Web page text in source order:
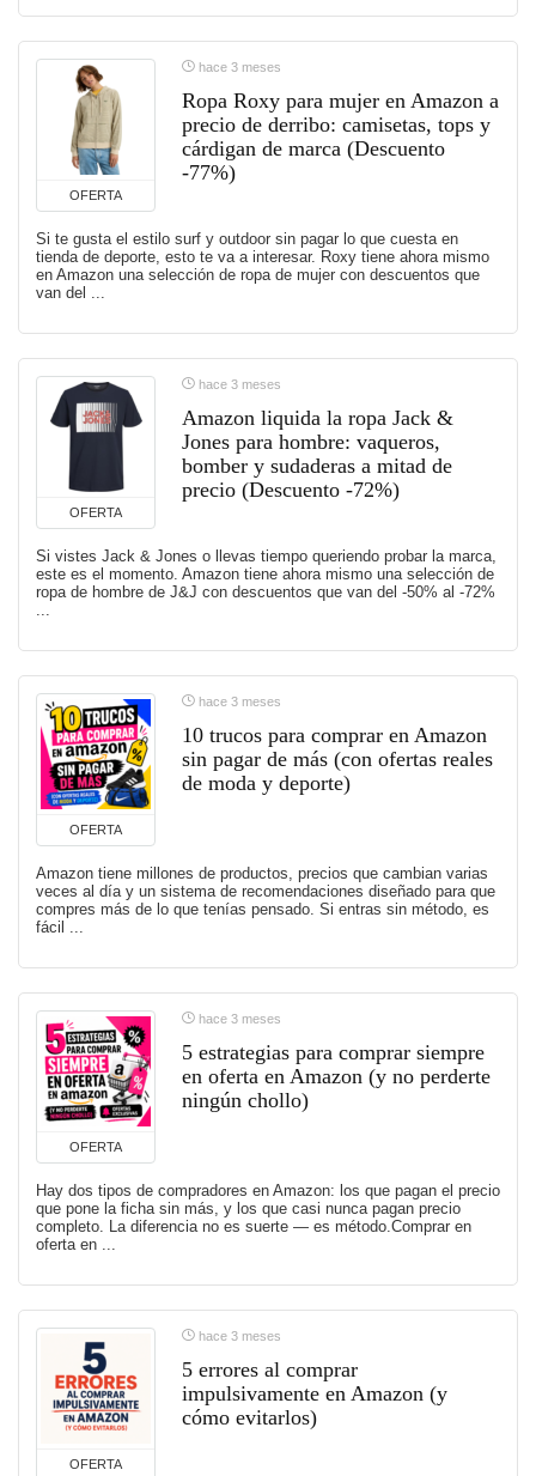
OFERTA
hace 3 meses
Ropa Roxy para mujer en Amazon a
precio de derribo: camisetas, tops y
cárdigan de marca (Descuento
-77%)
Si te gusta el estilo surf y outdoor sin pagar lo que cuesta en
tienda de deporte, esto te va a interesar. Roxy tiene ahora mismo
en Amazon una selección de ropa de mujer con descuentos que
van del ...
OFERTA
hace 3 meses
Amazon liquida la ropa Jack &
Jones para hombre: vaqueros,
bomber y sudaderas a mitad de
precio (Descuento -72%)
Si vistes Jack & Jones o llevas tiempo queriendo probar la marca,
este es el momento. Amazon tiene ahora mismo una selección de
ropa de hombre de J&J con descuentos que van del -50% al -72%
...
OFERTA
hace 3 meses
10 trucos para comprar en Amazon
sin pagar de más (con ofertas reales
de moda y deporte)
Amazon tiene millones de productos, precios que cambian varias
veces al día y un sistema de recomendaciones diseñado para que
compres más de lo que tenías pensado. Si entras sin método, es
fácil ...
OFERTA
hace 3 meses
5 estrategias para comprar siempre
en oferta en Amazon (y no perderte
ningún chollo)
Hay dos tipos de compradores en Amazon: los que pagan el precio
que pone la ficha sin más, y los que casi nunca pagan precio
completo. La diferencia no es suerte — es método.Comprar en
oferta en ...
OFERTA
hace 3 meses
5 errores al comprar
impulsivamente en Amazon (y
cómo evitarlos)